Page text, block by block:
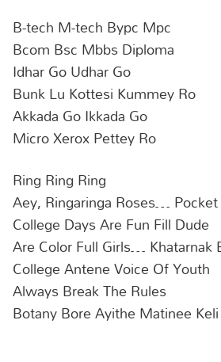
B-tech M-tech Bypc Mpc
Bcom Bsc Mbbs Diploma
Idhar Go Udhar Go
Bunk Lu Kottesi Kummey Ro
Akkada Go Ikkada Go
Micro Xerox Pettey Ro
Ring Ring Ring
Aey, Ringaringa Roses…
College Days Are Fun Fill Dude
Are Color Full Girls… Khatarnak
College Antene Voice Of Youth
Always Break The Rules
Botany Bore Ayithe Matinee